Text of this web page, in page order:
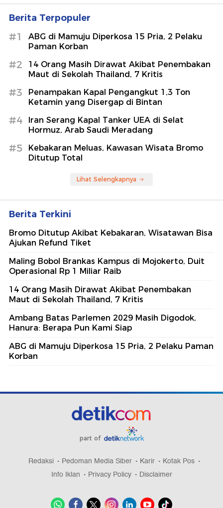
Berita Terpopuler
#1
ABG di Mamuju Diperkosa 15 Pria, 2 Pelaku
Paman Korban
#2
14 Orang Masih Dirawat Akibat Penembakan
Maut di Sekolah Thailand, 7 Kritis
#3
Penampakan Kapal Pengangkut 1,3 Ton
Ketamin yang Disergap di Bintan
#4
Iran Serang Kapal Tanker UEA di Selat
Hormuz, Arab Saudi Meradang
#5
Kebakaran Meluas, Kawasan Wisata Bromo
Ditutup Total
Lihat Selengkapnya
Berita Terkini
Bromo Ditutup Akibat Kebakaran, Wisatawan Bisa
Ajukan Refund Tiket
Maling Bobol Brankas Kampus di Mojokerto, Duit
Operasional Rp 1 Miliar Raib
14 Orang Masih Dirawat Akibat Penembakan
Maut di Sekolah Thailand, 7 Kritis
Ambang Batas Parlemen 2029 Masih Digodok,
Hanura: Berapa Pun Kami Siap
ABG di Mamuju Diperkosa 15 Pria, 2 Pelaku Paman
Korban
part of
Redaksi Pedoman Media Siber Karir
Kotak Pos
Info Iklan
Privacy Policy Disclaimer